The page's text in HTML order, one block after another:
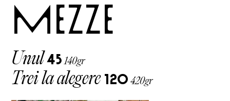
mezze
Unul45 140gr
Trei la alegere 120 420gr